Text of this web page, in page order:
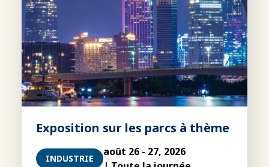
Exposition sur les parcs à thème
INDUSTRIE
août 26 - 27, 2026